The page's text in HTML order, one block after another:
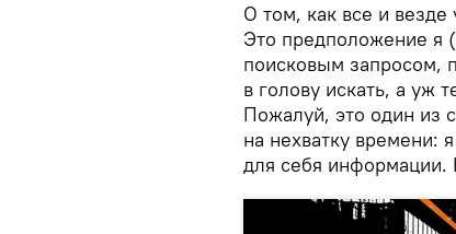
О том, как все и везде
Это предположение я
поисковым запросом,
в голову искать, а уж
Пожалуй, это один из
на нехватку времени:
для себя информации.